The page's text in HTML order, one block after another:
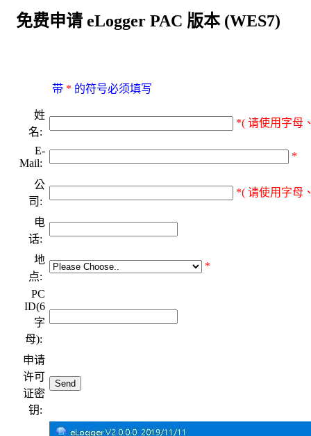
免费申请 eLogger PAC 版本 (WES7)
带 * 的符号必须填写
姓
名:
*( 请使用字母
E-
Mail:
*
公
司:
*( 请使用字母
电
话:
地
点:
*
PC
ID(6
字
母):
申请
许可
证密
钥: